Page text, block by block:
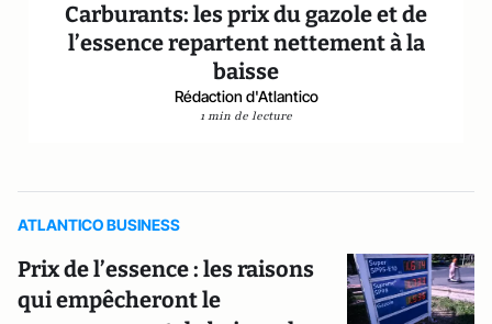
Carburants: les prix du gazole et de
l’essence repartent nettement à la
baisse
Rédaction d'Atlantico
1 min de lecture
ATLANTICO BUSINESS
Prix de l’essence : les raisons
qui empêcheront le